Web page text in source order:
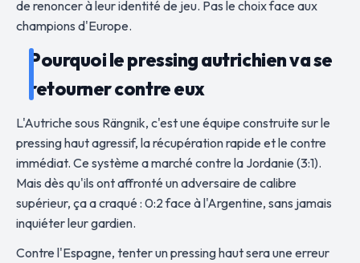
de renoncer à leur identité de jeu. Pas le choix face aux
champions d'Europe.
Pourquoi le pressing autrichien va se
retourner contre eux
L'Autriche sous Rängnik, c'est une équipe construite sur le
pressing haut agressif, la récupération rapide et le contre
immédiat. Ce système a marché contre la Jordanie (3:1).
Mais dès qu'ils ont affronté un adversaire de calibre
supérieur, ça a craqué : 0:2 face à l'Argentine, sans jamais
inquiéter leur gardien.
Contre l'Espagne, tenter un pressing haut sera une erreur